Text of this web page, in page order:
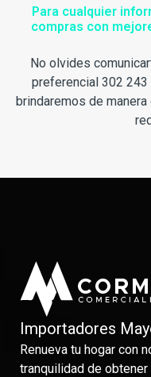
Para cualquier
compras con
No olvides
preferencial 302
brindaremos de
Importadores
Renueva tu hogar con
tranquilidad de